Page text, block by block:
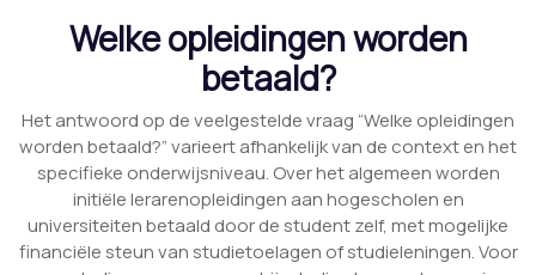
Welke opleidingen worden
betaald?
Het antwoord op de veelgestelde vraag “Welke opleidingen
worden betaald?” varieert afhankelijk van de context en het
specifieke onderwijsniveau. Over het algemeen worden
initiële lerarenopleidingen aan hogescholen en
universiteiten betaald door de student zelf, met mogelijke
financiële steun van studietoelagen of studieleningen. Voor